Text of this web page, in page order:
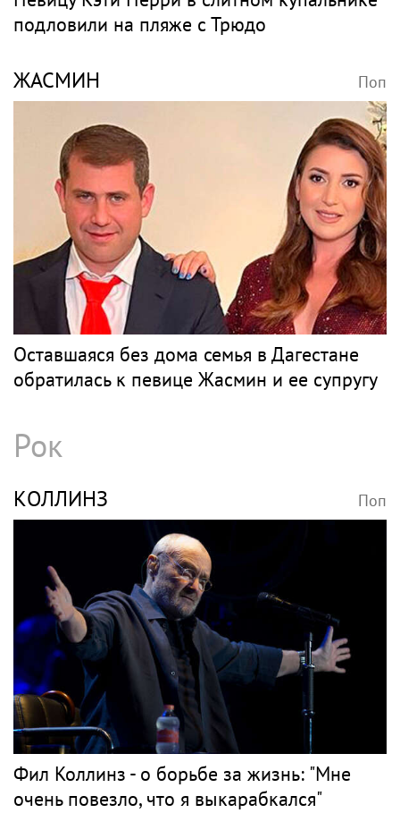
подловили на пляже с Трюдо
ЖАСМИН Поп
Оставшаяся без дома семья в Дагестане
обратилась к певице Жасмин и ее супругу
Рок
КОЛЛИНЗ Поп
Фил Коллинз - о борьбе за жизнь: "Мне
очень повезло, что я выкарабкался"